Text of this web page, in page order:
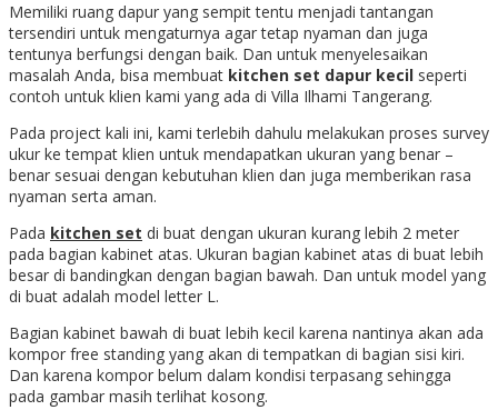
Memiliki ruang dapur yang sempit tentu menjadi tantangan
tersendiri untuk mengaturnya agar tetap nyaman dan juga
tentunya berfungsi dengan baik. Dan untuk menyelesaikan
masalah Anda, bisa membuat kitchen set dapur kecil seperti
contoh untuk klien kami yang ada di Villa Ilhami Tangerang.
Pada project kali ini, kami terlebih dahulu melakukan proses survey
ukur ke tempat klien untuk mendapatkan ukuran yang benar –
benar sesuai dengan kebutuhan klien dan juga memberikan rasa
nyaman serta aman.
Pada kitchen set di buat dengan ukuran kurang lebih 2 meter
pada bagian kabinet atas. Ukuran bagian kabinet atas di buat lebih
besar di bandingkan dengan bagian bawah. Dan untuk model yang
di buat adalah model letter L.
Bagian kabinet bawah di buat lebih kecil karena nantinya akan ada
kompor free standing yang akan di tempatkan di bagian sisi kiri.
Dan karena kompor belum dalam kondisi terpasang sehingga
pada gambar masih terlihat kosong.